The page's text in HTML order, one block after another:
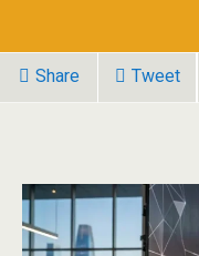
Share Tweet